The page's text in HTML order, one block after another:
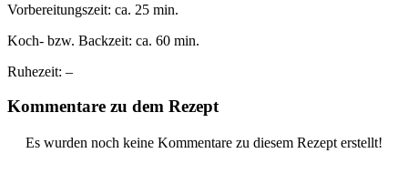
Vorbereitungszeit: ca. 25 min.
Koch- bzw. Backzeit: ca. 60 min.
Ruhezeit: –
Kommentare zu dem Rezept
Es wurden noch keine Kommentare zu diesem Rezept erstellt!